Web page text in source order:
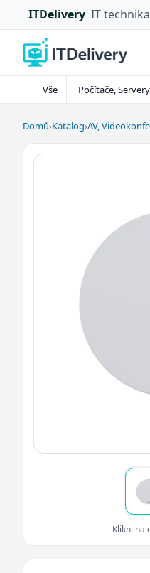
ITDelivery IT
Vše Počítače, Servery
Domů›Katalog›AV,
Klikni na